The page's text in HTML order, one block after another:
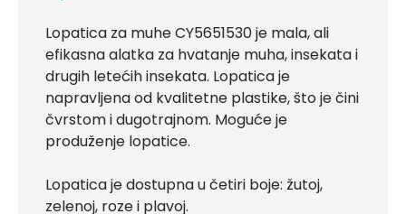
Lopatica za muhe CY5651530 je mala, ali
efikasna alatka za hvatanje muha, insekata i
drugih letećih insekata. Lopatica je
napravljena od kvalitetne plastike, što je čini
čvrstom i dugotrajnom. Moguće je
produženje lopatice.
Lopatica je dostupna u četiri boje: žutoj,
zelenoj, roze i plavoj.